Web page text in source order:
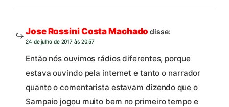
Jose Rossini Costa Machado disse:
24 de julho de 2017 às 20:57
Então nós ouvimos rádios diferentes, porque
estava ouvindo pela internet e tanto o narrador
quanto o comentarista estavam dizendo que o
Sampaio jogou muito bem no primeiro tempo e